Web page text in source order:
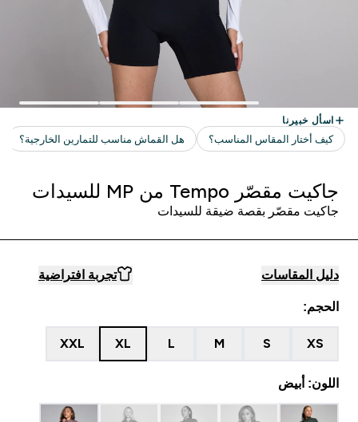
جاكيت مقصّر Tempo من MP للسيدات
جاكيت مقصّر بقصة ضيقة للسيدات
دليل المقاسات تجربة افتراضية
الحجم:
XS
S
M
L
XL
XXL
اللون: أبيض